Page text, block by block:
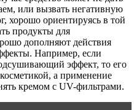
или вызвать негативную
хорошо ориентируясь в той
продукты для
дополняют действия
Например, если
эффект, то его
а применение
кремом с UV-фильтрами.